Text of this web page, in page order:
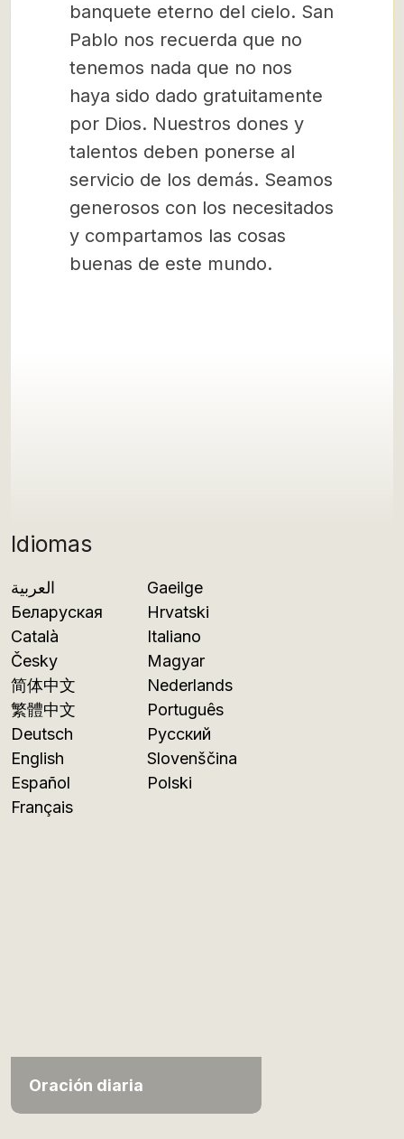
Idiomas
العربية
Беларуская
Català
Česky
简体中文
繁體中文
Deutsch
English
Español
Français
Gaeilge
Hrvatski
Italiano
Magyar
Nederlands
Português
Русский
Slovenščina
Polski
Oración diaria
banquete eterno del cielo. San
Pablo nos recuerda que no
tenemos nada que no nos
haya sido dado gratuitamente
por Dios. Nuestros dones y
talentos deben ponerse al
servicio de los demás. Seamos
generosos con los necesitados
y compartamos las cosas
buenas de este mundo.